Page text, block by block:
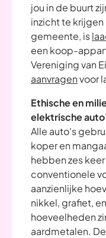
jou in de buurt
inzicht te
gemeente, is
een koop-
Vereniging van
aanvragenvoor
Ethische en
elektrische
Alle auto's
koper en
hebben zes
conventionele
aanzienlijke
nikkel, grafiet,
hoeveelheden
aardmetalen.